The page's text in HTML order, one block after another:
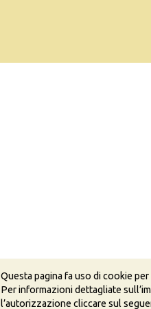
Questa pagina fa uso di cookie
Per informazioni dettagliate
l’autorizzazione cliccare sul